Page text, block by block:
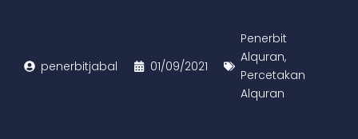
penerbitjabal 01/09/2021
Penerbit
Alquran,
Percetakan
Alquran